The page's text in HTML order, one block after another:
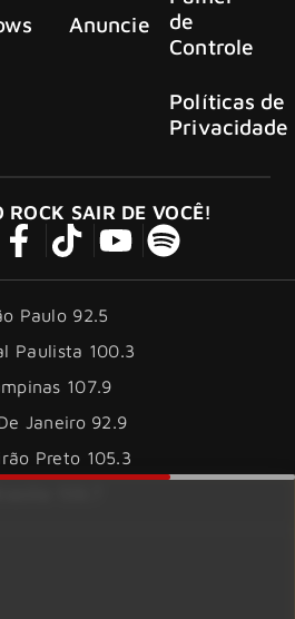
Anuncie
de
Controle
Políticas de
Privacidade
ROCK SAIR DE VOCÊ!
Paulo 92.5
Paulista 100.3
107.9
Janeiro 92.9
Preto 105.3